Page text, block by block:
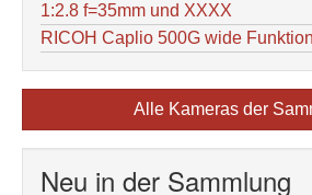
1:2.8 f=35mm und XXXX
RICOH Caplio 500G wide
Alle Kameras der
Neu in der Sammlung